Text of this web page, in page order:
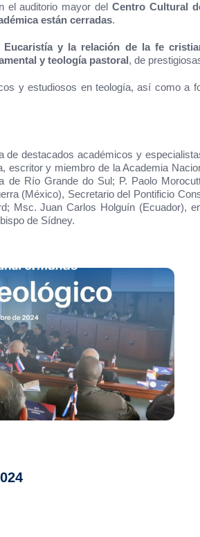
el auditorio mayor del Centro Cultural
están cerradas.
Eucaristía y la relación de la fe
y teología pastoral, de
y estudiosos en teología, así como
de destacados académicos y
escritor y miembro de la Academia
de Río Grande do Sul; P. Paolo
(México), Secretario del Pontificio
Msc. Juan Carlos Holguín (Ecuador),
de Sídney.